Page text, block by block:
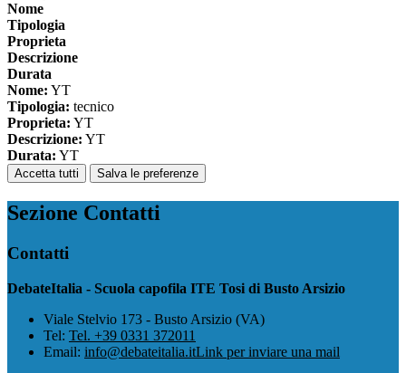
Nome
Tipologia
Proprieta
Descrizione
Durata
Nome: YT
Tipologia: tecnico
Proprieta: YT
Descrizione: YT
Durata: YT
Accetta tutti Salva le preferenze
Sezione Contatti
Contatti
DebateItalia - Scuola capofila ITE Tosi di Busto Arsizio
Viale Stelvio 173 - Busto Arsizio (VA)
Tel: Tel. +39 0331 372011
Email: info@debateitalia.itLink per inviare una mail